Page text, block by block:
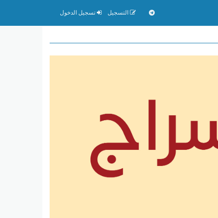
التسجيل تسجيل الدخول